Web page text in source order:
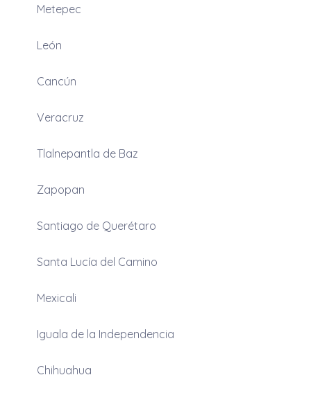
Metepec
León
Cancún
Veracruz
Tlalnepantla de Baz
Zapopan
Santiago de Querétaro
Santa Lucía del Camino
Mexicali
Iguala de la Independencia
Chihuahua